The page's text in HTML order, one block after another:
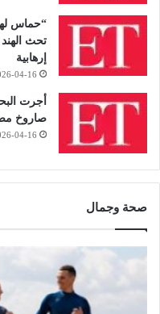
“حماس
تحث
إرهابية
04-16
أجرت
صاروخ
04-16
صحة وجمال